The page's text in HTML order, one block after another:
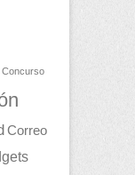
Concurso
Correo